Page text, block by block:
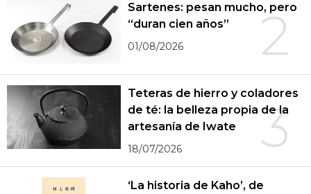
2
Sartenes: pesan mucho, pero
“duran cien años”
01/08/2026
3
Teteras de hierro y coladores
de té: la belleza propia de la
artesanía de Iwate
18/07/2026
‘La historia de Kaho’, de